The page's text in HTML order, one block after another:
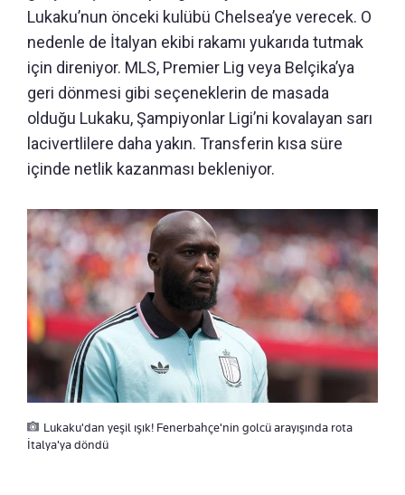
Lukaku’nun önceki kulübü Chelsea’ye verecek. O
nedenle de İtalyan ekibi rakamı yukarıda tutmak
için direniyor. MLS, Premier Lig veya Belçika’ya
geri dönmesi gibi seçeneklerin de masada
olduğu Lukaku, Şampiyonlar Ligi’ni kovalayan sarı
lacivertlilere daha yakın. Transferin kısa süre
içinde netlik kazanması bekleniyor.
Lukaku'dan yeşil ışık! Fenerbahçe'nin golcü arayışında rota
İtalya'ya döndü